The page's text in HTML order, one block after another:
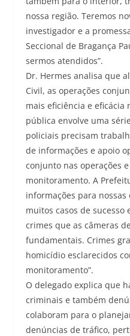
nossa região. Teremos
investigador e a
Seccional de Bragança
sermos atendidos”.
Dr. Hermes analisa que
Civil, as operações
mais eficiência e eficácia
pública envolve uma
policiais precisam
de informações e apoio
conjunto nas operações
monitoramento. A
informações para nossas
muitos casos de sucesso
crimes que as câmeras
fundamentais. Crimes
homicídio esclarecidos
monitoramento”.
O delegado explica que
criminais e também
colaboram para o
denúncias de tráfico,